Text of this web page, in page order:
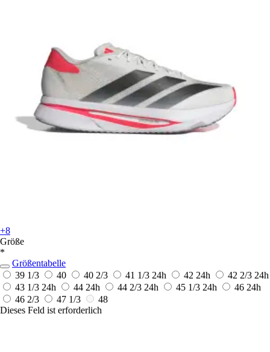
+8
Größe
*
Größentabelle
39 1/3
40 40 2/3 41 1/3 24h 42 24h 42 2/3 24h
43 1/3 24h 44 24h 44 2/3 24h 45 1/3 24h 46 24h
46 2/3
47 1/3
48
Dieses Feld ist erforderlich